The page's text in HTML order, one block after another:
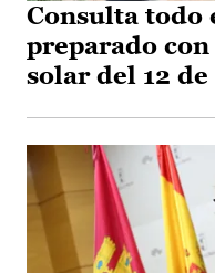
Consulta todo
preparado
solar del 12 de